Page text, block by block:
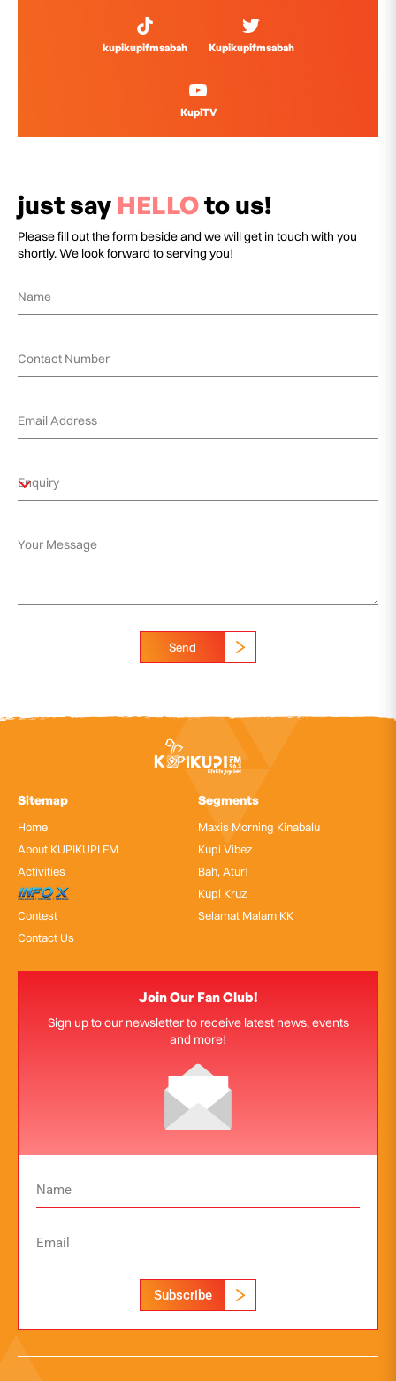
kupikupifmsabah Kupikupifmsabah
KupiTV
just say HELLOto us!
Please fill out the form beside and we will get in touch with you
shortly. We look forward to serving you!
Send
Sitemap
Home
About KUPIKUPI FM
Activities
InfoX
Contest
Contact Us
Segments
Maxis Morning Kinabalu
Kupi Vibez
Bah, Atur!
Kupi Kruz
Selamat Malam KK
Join Our Fan Club!
Sign up to our newsletter to receive latest news, events
and more!
Subscribe